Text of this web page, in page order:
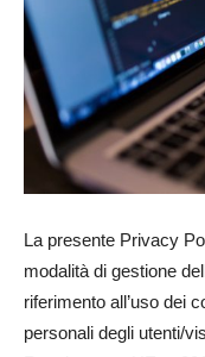
La presente Privacy
modalità di gestione
riferimento all’uso dei
personali degli utenti/